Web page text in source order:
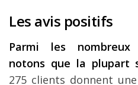
Les avis positifs
Parmi les nombreux
notons que la plupart
275 clients donnent